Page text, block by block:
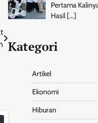
Pertama
Hasil[…]
Kategori
Artikel
Ekonomi
Hiburan